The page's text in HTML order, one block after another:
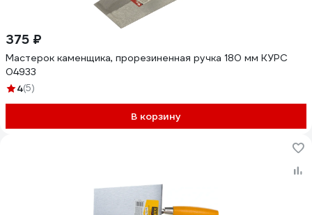
375 ₽
Мастерок каменщика, прорезиненная ручка 180 мм КУРС
04933
4(5)
В корзину